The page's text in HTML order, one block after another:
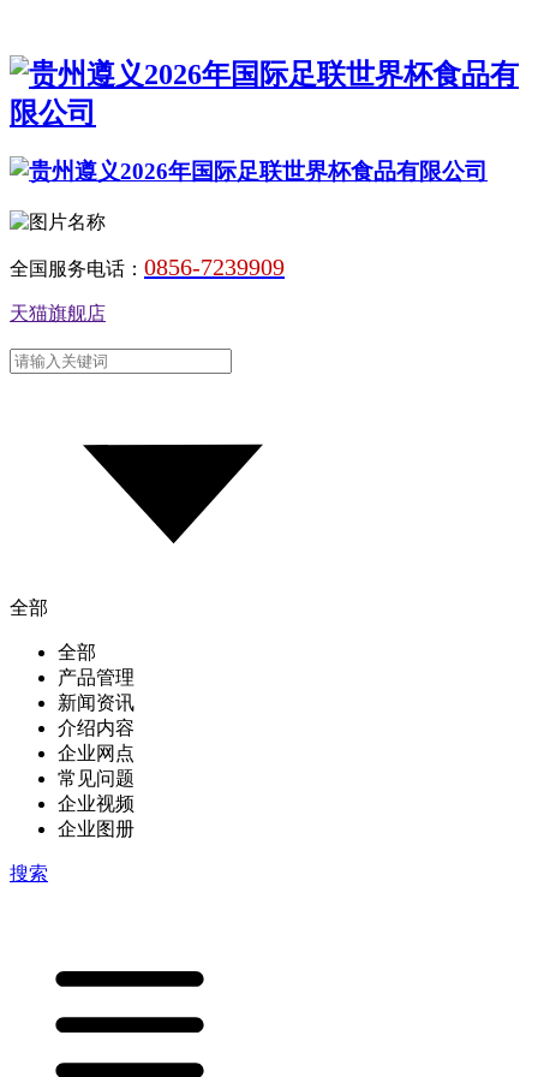
全国服务电话： 0856-7239909
天猫旗舰店
全部
全部
产品管理
新闻资讯
介绍内容
企业网点
常见问题
企业视频
企业图册
搜索